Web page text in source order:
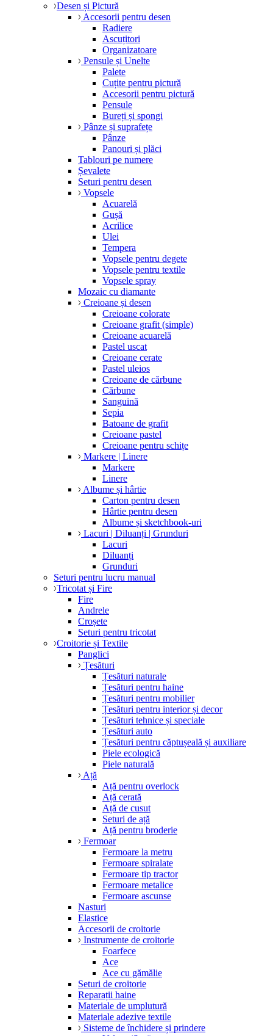
Desen și Pictură
Accesorii pentru desen
Radiere
Ascuțitori
Organizatoare
Pensule și Unelte
Palete
Cuțite pentru pictură
Accesorii pentru pictură
Pensule
Bureți și spongi
Pânze și suprafețe
Pânze
Panouri și plăci
Tablouri pe numere
Șevalete
Seturi pentru desen
Vopsele
Acuarelă
Gușă
Acrilice
Ulei
Tempera
Vopsele pentru degete
Vopsele pentru textile
Vopsele spray
Mozaic cu diamante
Creioane și desen
Creioane colorate
Creioane grafit (simple)
Creioane acuarelă
Pastel uscat
Creioane cerate
Pastel uleios
Creioane de cărbune
Cărbune
Sanguină
Sepia
Batoane de grafit
Creioane pastel
Creioane pentru schițe
Markere | Linere
Markere
Linere
Albume și hârtie
Carton pentru desen
Hârtie pentru desen
Albume și sketchbook-uri
Lacuri | Diluanți | Grunduri
Lacuri
Diluanți
Grunduri
Seturi pentru lucru manual
Tricotat și Fire
Fire
Andrele
Croșete
Seturi pentru tricotat
Croitorie și Textile
Panglici
Țesături
Țesături naturale
Țesături pentru haine
Țesături pentru mobilier
Țesături pentru interior și decor
Țesături tehnice și speciale
Țesături auto
Țesături pentru căptușeală și auxiliare
Piele ecologică
Piele naturală
Ață
Ață pentru overlock
Ață cerată
Ață de cusut
Seturi de ață
Ață pentru broderie
Fermoar
Fermoare la metru
Fermoare spiralate
Fermoare tip tractor
Fermoare metalice
Fermoare ascunse
Nasturi
Elastice
Accesorii de croitorie
Instrumente de croitorie
Foarfece
Ace
Ace cu gămălie
Seturi de croitorie
Reparații haine
Materiale de umplutură
Materiale adezive textile
Sisteme de închidere și prindere